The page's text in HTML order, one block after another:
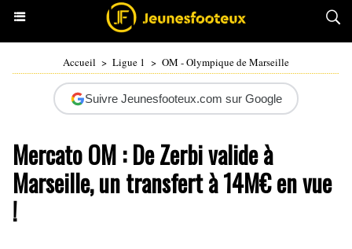
Accueil > Ligue 1 > OM - Olympique de Marseille
Suivre Jeunesfooteux.com sur Google
Mercato OM : De Zerbi valide à
Marseille, un transfert à 14M€ en vue
!